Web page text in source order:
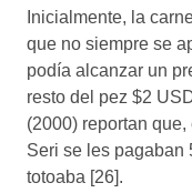
Inicialmente, la
que no siempre se
podía alcanzar un
resto del pez $2
(2000) reportan
Seri se les pagaban
totoaba [26].